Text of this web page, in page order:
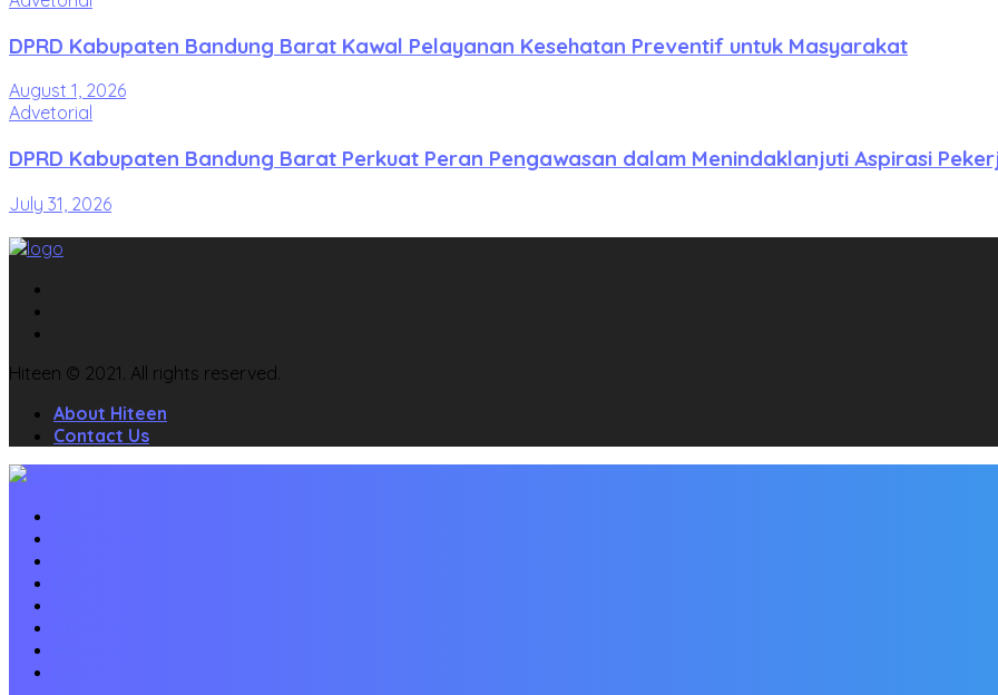
DPRD Kabupaten Bandung Barat Kawal Pelayanan Kesehatan Preventif untuk Masyarakat
August 1, 2026
Advetorial
DPRD Kabupaten Bandung Barat Perkuat Peran Pengawasan dalam Menindaklanjuti Aspirasi
July 31, 2026
Hiteen © 2021. All rights reserved.
About Hiteen
Contact Us